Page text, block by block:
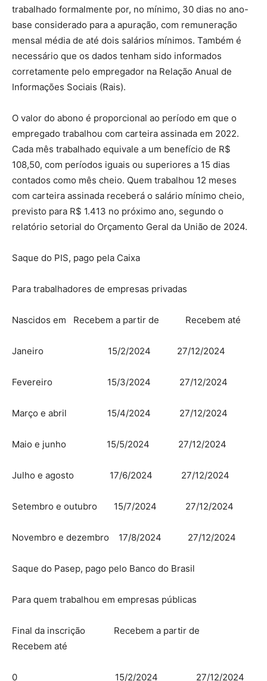
trabalhado formalmente por, no mínimo, 30 dias no ano-
base considerado para a apuração, com remuneração
mensal média de até dois salários mínimos. Também é
necessário que os dados tenham sido informados
corretamente pelo empregador na Relação Anual de
Informações Sociais (Rais).
O valor do abono é proporcional ao período em que o
empregado trabalhou com carteira assinada em 2022.
Cada mês trabalhado equivale a um benefício de R$
108,50, com períodos iguais ou superiores a 15 dias
contados como mês cheio. Quem trabalhou 12 meses
com carteira assinada receberá o salário mínimo cheio,
previsto para R$ 1.413 no próximo ano, segundo o
relatório setorial do Orçamento Geral da União de 2024.
Saque do PIS, pago pela Caixa
Para trabalhadores de empresas privadas
Nascidos em Recebem a partir de Recebem até
Janeiro 15/2/2024 27/12/2024
Fevereiro 15/3/2024 27/12/2024
Março e abril 15/4/2024 27/12/2024
Maio e junho 15/5/2024 27/12/2024
Julho e agosto 17/6/2024 27/12/2024
Setembro e outubro 15/7/2024 27/12/2024
Novembro e dezembro 17/8/2024 27/12/2024
Saque do Pasep, pago pelo Banco do Brasil
Para quem trabalhou em empresas públicas
Final da inscrição Recebem a partir de
Recebem até
0 15/2/2024 27/12/2024